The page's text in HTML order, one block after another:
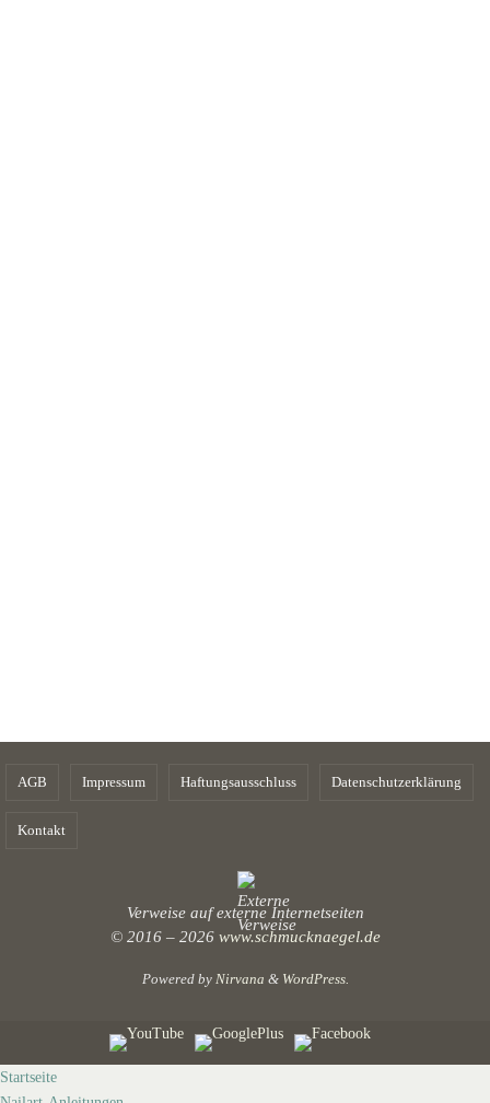
AGB Impressum Haftungsausschluss Datenschutzerklärung
Kontakt
Verweise auf externe Internetseiten
© 2016 – 2026 www.schmucknaegel.de
Powered by Nirvana & WordPress.
Startseite